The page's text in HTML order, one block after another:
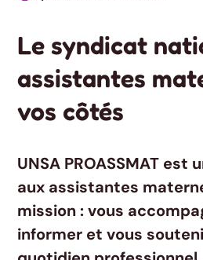
Le syndicat
assistantes
vos côtés
UNSA PROASSMAT est
aux assistantes
mission : vous
informer et vous